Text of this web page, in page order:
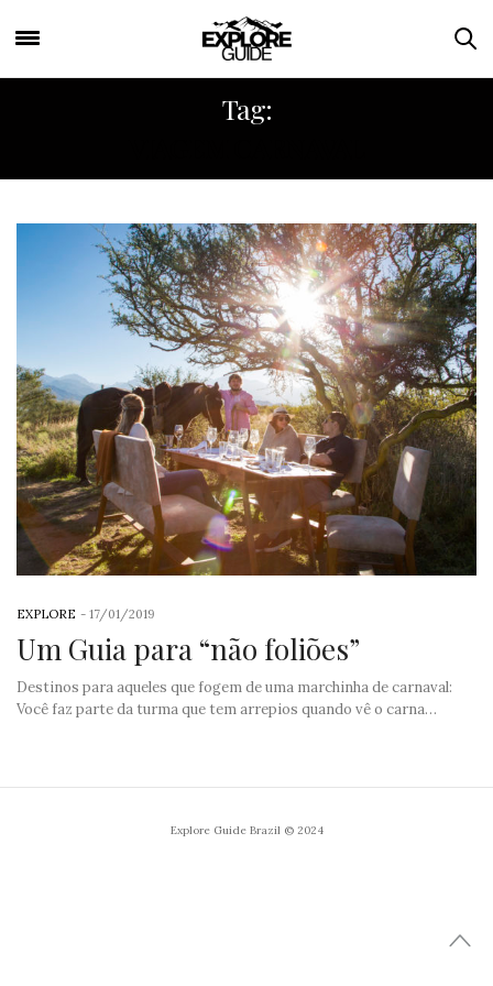
Tag:
EXPLORE - 17/01/2019
Um Guia para “não foliões”
Destinos para aqueles que fogem de uma marchinha de carnaval:
Você faz parte da turma que tem arrepios quando vê o carna…
Explore Guide Brazil © 2024